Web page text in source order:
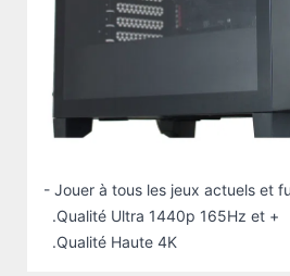
- Jouer à tous les jeux actuels et
.Qualité Ultra 1440p 165Hz et +
.Qualité Haute 4K